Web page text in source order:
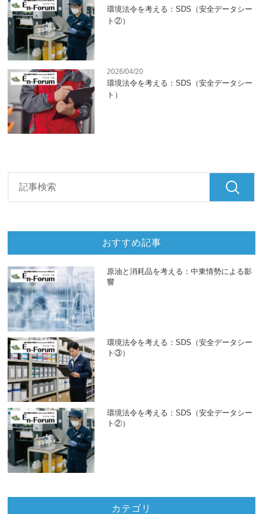
環境法令を考える：SDS（安全データシー
ト②）
2026/04/20
環境法令を考える：SDS（安全データシー
ト）
おすすめ記事
原油と消耗品を考える：中東情勢による影
響
環境法令を考える：SDS（安全データシー
ト③）
環境法令を考える：SDS（安全データシー
ト②）
カテゴリ